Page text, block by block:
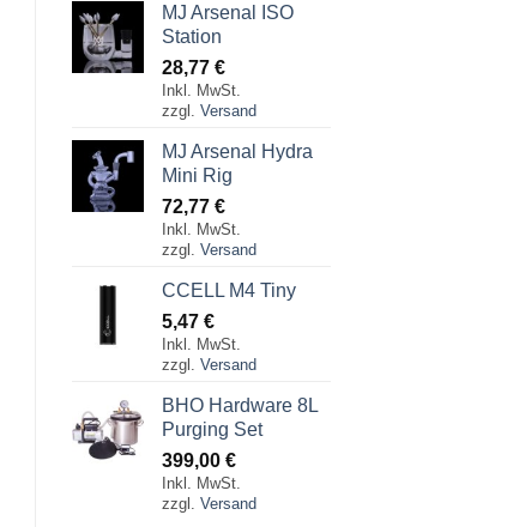
MJ Arsenal ISO
Station
28,77 €
Inkl. MwSt.
zzgl. Versand
MJ Arsenal Hydra
Mini Rig
72,77 €
Inkl. MwSt.
zzgl. Versand
CCELL M4 Tiny
5,47 €
Inkl. MwSt.
zzgl. Versand
BHO Hardware 8L
Purging Set
399,00 €
Inkl. MwSt.
zzgl. Versand